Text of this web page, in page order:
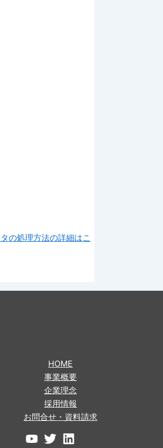
の処理方法の詳細はこ
HOME
事業概要
企業理念
採用情報
お問合せ・資料請求